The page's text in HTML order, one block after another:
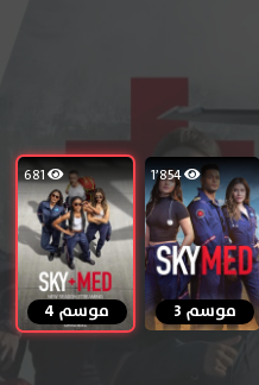
1٬854
موسم 3
681
موسم 4